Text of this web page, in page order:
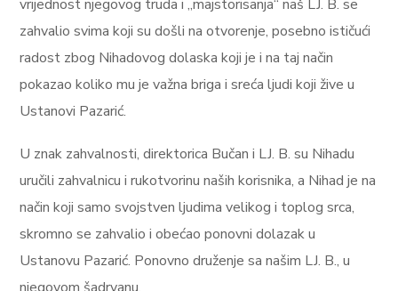
vrijednost njegovog truda i „majstorisanja“ naš LJ. B. se
zahvalio svima koji su došli na otvorenje, posebno ističući
radost zbog Nihadovog dolaska koji je i na taj način
pokazao koliko mu je važna briga i sreća ljudi koji žive u
Ustanovi Pazarić.
U znak zahvalnosti, direktorica Bučan i LJ. B. su Nihadu
uručili zahvalnicu i rukotvorinu naših korisnika, a Nihad je na
način koji samo svojstven ljudima velikog i toplog srca,
skromno se zahvalio i obećao ponovni dolazak u
Ustanovu Pazarić. Ponovno druženje sa našim LJ. B., u